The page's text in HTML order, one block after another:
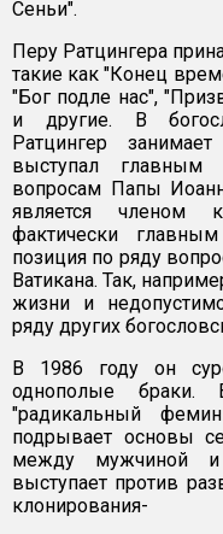
Сеньи".
Перу Ратцингера
такие как "Конец
"Бог подле нас",
и другие. В
Ратцингер
выступал главным
вопросам Папы
является членом
фактически
позиция по ряду
Ватикана. Так,
жизни и
ряду других
В 1986 году он
однополые
"радикальный
подрывает основы
между мужчиной и
выступает против
клонирования-